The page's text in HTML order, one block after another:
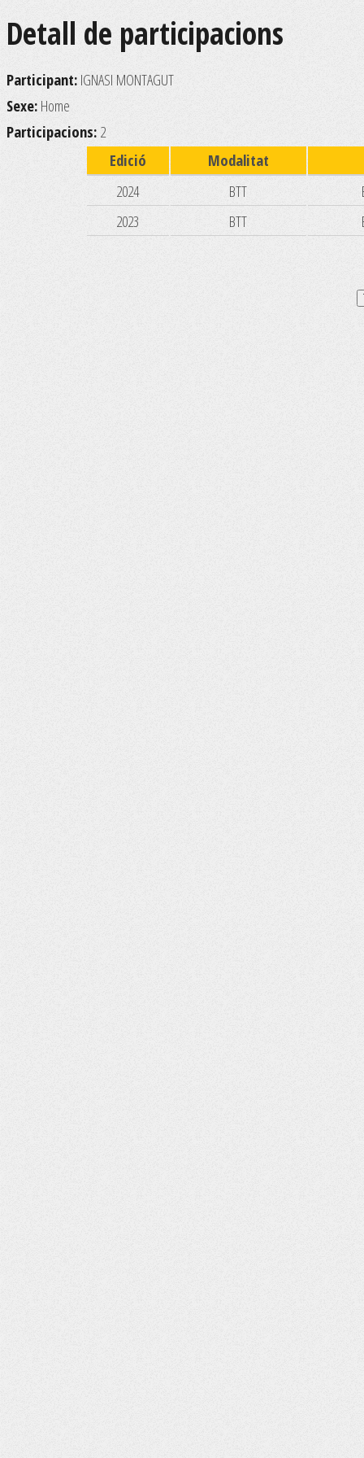
Detall de participacions
Participant: IGNASI MONTAGUT
Sexe: Home
Participacions: 2
Edició
Modalitat
2024
BTT
2023
BTT